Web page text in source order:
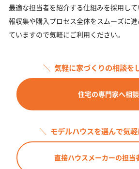
最適な担当者を紹介する仕組みを採用し
報収集や購入プロセス全体をスムーズに
ていますので気軽にご利用ください。
気軽に家づくりの相談を
住宅の専門家へ相談
モデルハウスを選んで気軽
直接ハウスメーカーの担当